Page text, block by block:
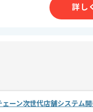
詳し
ーン次世代店舗システム